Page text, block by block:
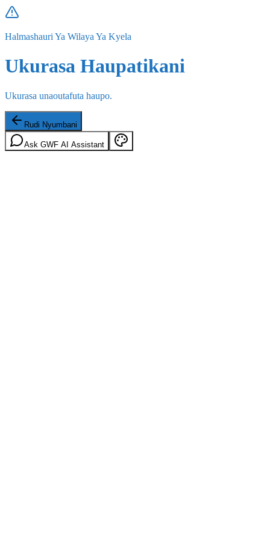
Halmashauri Ya Wilaya Ya Kyela
Ukurasa Haupatikani
Ukurasa unaoutafuta haupo.
Rudi Nyumbani
Ask GWF AI Assistant